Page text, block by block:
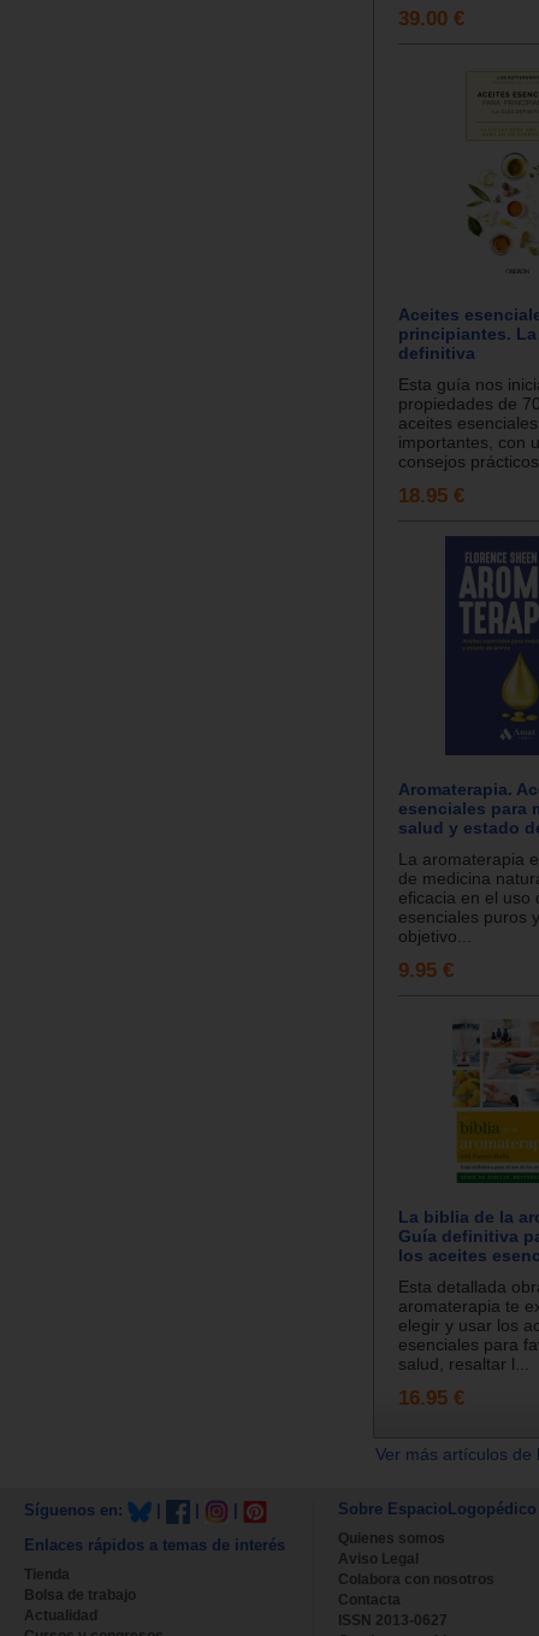
39.00 €
Aceites
principiantes.
definitiva
Esta guía nos
propiedades de
aceites
importantes, con
consejos
18.95 €
Aromaterapia.
esenciales para
salud y estado
La aromaterapia
de medicina
eficacia en el uso
esenciales puros
objetivo...
9.95 €
La biblia de la
Guía definitiva
los aceites
Esta detallada
aromaterapia te
elegir y usar los
esenciales para
salud, resaltar l...
16.95 €
Ver más artículos
Síguenos en:
Enlaces rápidos a temas de interés
Tienda
Bolsa de trabajo
Actualidad
Sobre EspacioLogopédico
Quienes somos
Aviso Legal
Colabora con nosotros
Contacta
ISSN 2013-0627